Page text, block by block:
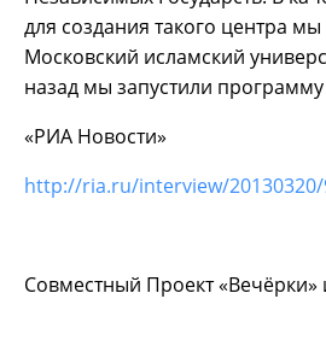
для создания такого центра
Московский исламский
назад мы запустили
«РИА Новости»
http://ria.ru/interview/20130320/
Совместный Проект